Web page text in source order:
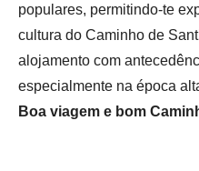
populares, permitindo-te
cultura do Caminho de
alojamento com
especialmente na época
Boa viagem e bom